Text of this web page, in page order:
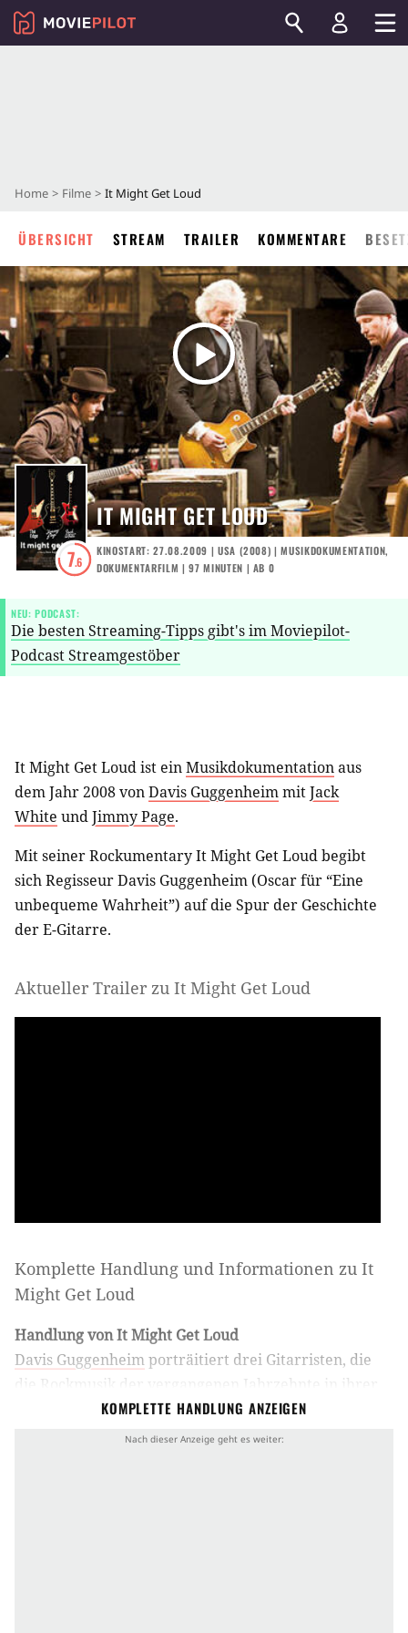
Home Filme It Might Get Loud
ÜBERSICHT STREAM TRAILER KOMMENTARE
7.6
IT MIGHT GET LOUD
KINOSTART: 27.08.2009 | USA (2008) |MUSIKDOKUMENTATION,
DOKUMENTARFILM | 97 MINUTEN | AB 0
NEU: PODCAST:
Die besten Streaming-Tipps gibt's im Moviepilot-
Podcast Streamgestöber
It Might Get Loud ist einMusikdokumentationaus
dem Jahr 2008 vonDavis GuggenheimmitJack
White undJimmy Page.
Mit seiner Rockumentary It Might Get Loud begibt
sich Regisseur Davis Guggenheim (Oscar für “Eine
unbequeme Wahrheit”) auf die Spur der Geschichte
der E-Gitarre.
Aktueller Trailer zu It Might Get Loud
Komplette Handlung und Informationen zu It
Might Get Loud
Handlung von It Might Get Loud
Davis Guggenheimporträitiert drei Gitarristen, die
die Rockmusik der vergangenen Jahrzehnte in ihrer
jeweiligen Generation entscheidend geprägt haben:
von Led Zeppelin,The Edge
KOMPLETTE HANDLUNG ANZEIGEN